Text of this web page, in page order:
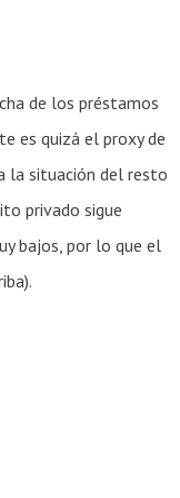
de los préstamos
es quizá el proxy de
la situación del resto
privado sigue
bajos, por lo que el